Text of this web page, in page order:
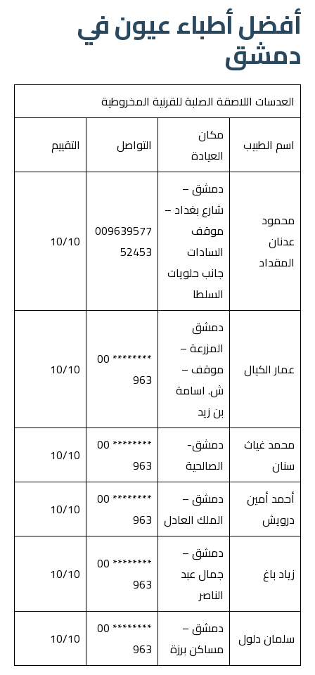
أفضل أطباء عيون في
دمشق
العدسات اللاصقة الصلبة للقرنية المخروطية
اسم الطبيب
مكان
العيادة
التواصل التقييم
محمود
عدنان
المقداد
دمشق –
شارع بغداد –
موقف
السادات
جانب حلويات
السلطا
009639577
52453
10/10
عمار الكيال
دمشق
المزرعة –
موقف –
ش. اسامة
بن زيد
******** 00
963
10/10
محمد غياث
سنان
دمشق-
الصالحية
******** 00
963
10/10
أحمد أمين
درويش
دمشق –
الملك العادل
******** 00
963
10/10
زياد باغ
دمشق –
جمال عبد
الناصر
******** 00
963
10/10
سلمان دلول
دمشق –
مساكن برزة
******** 00
963
10/10